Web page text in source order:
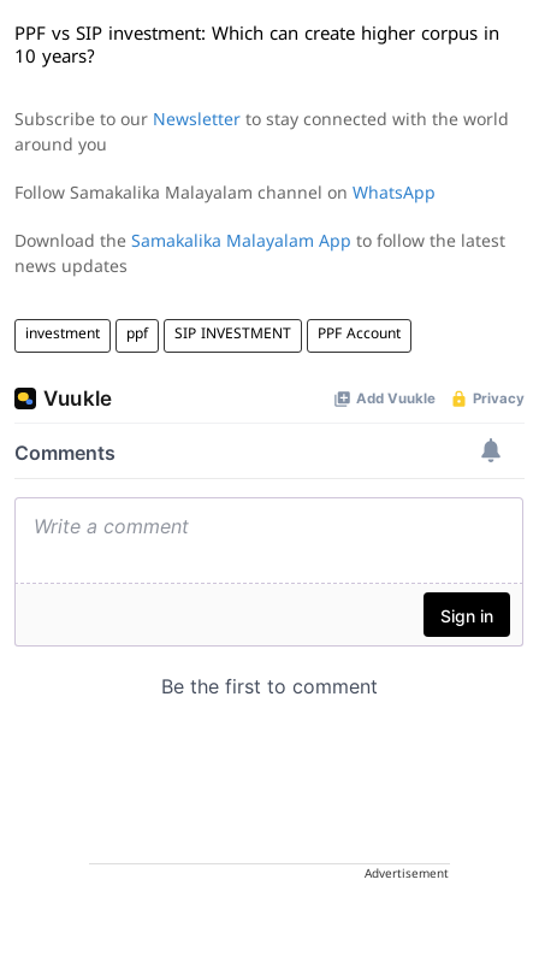
PPF vs SIP investment: Which can create higher corpus in
10 years?
Subscribe to our Newsletter to stay connected with the world
around you
Follow Samakalika Malayalam channel on WhatsApp
Download the Samakalika Malayalam App to follow the latest
news updates
investment ppf SIP INVESTMENT PPF Account
Advertisement